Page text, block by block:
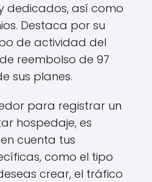
dedicados, así como
Destaca por su
de actividad del
reembolso de 97
sus planes.
para registrar un
hospedaje, es
cuenta tus
como el tipo
crear, el tráfico